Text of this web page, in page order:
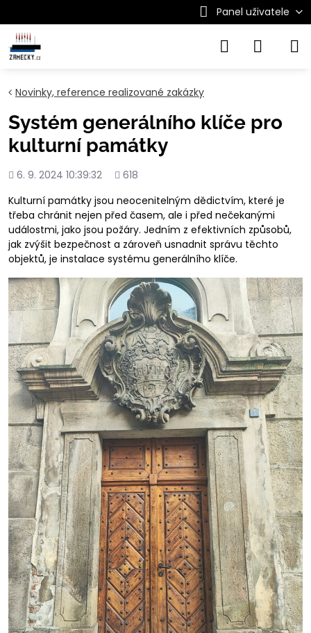
Panel uživatele
Novinky, reference realizované zakázky
Systém generálního klíče pro
kulturní památky
Přidáno
6. 9. 2024 10:39:32
Počet
618
Kulturní památky jsou neocenitelným dědictvím, které je
třeba chránit nejen před časem, ale i před nečekanými
událostmi, jako jsou požáry. Jedním z efektivních způsobů,
jak zvýšit bezpečnost a zároveň usnadnit správu těchto
objektů, je instalace systému generálního klíče.